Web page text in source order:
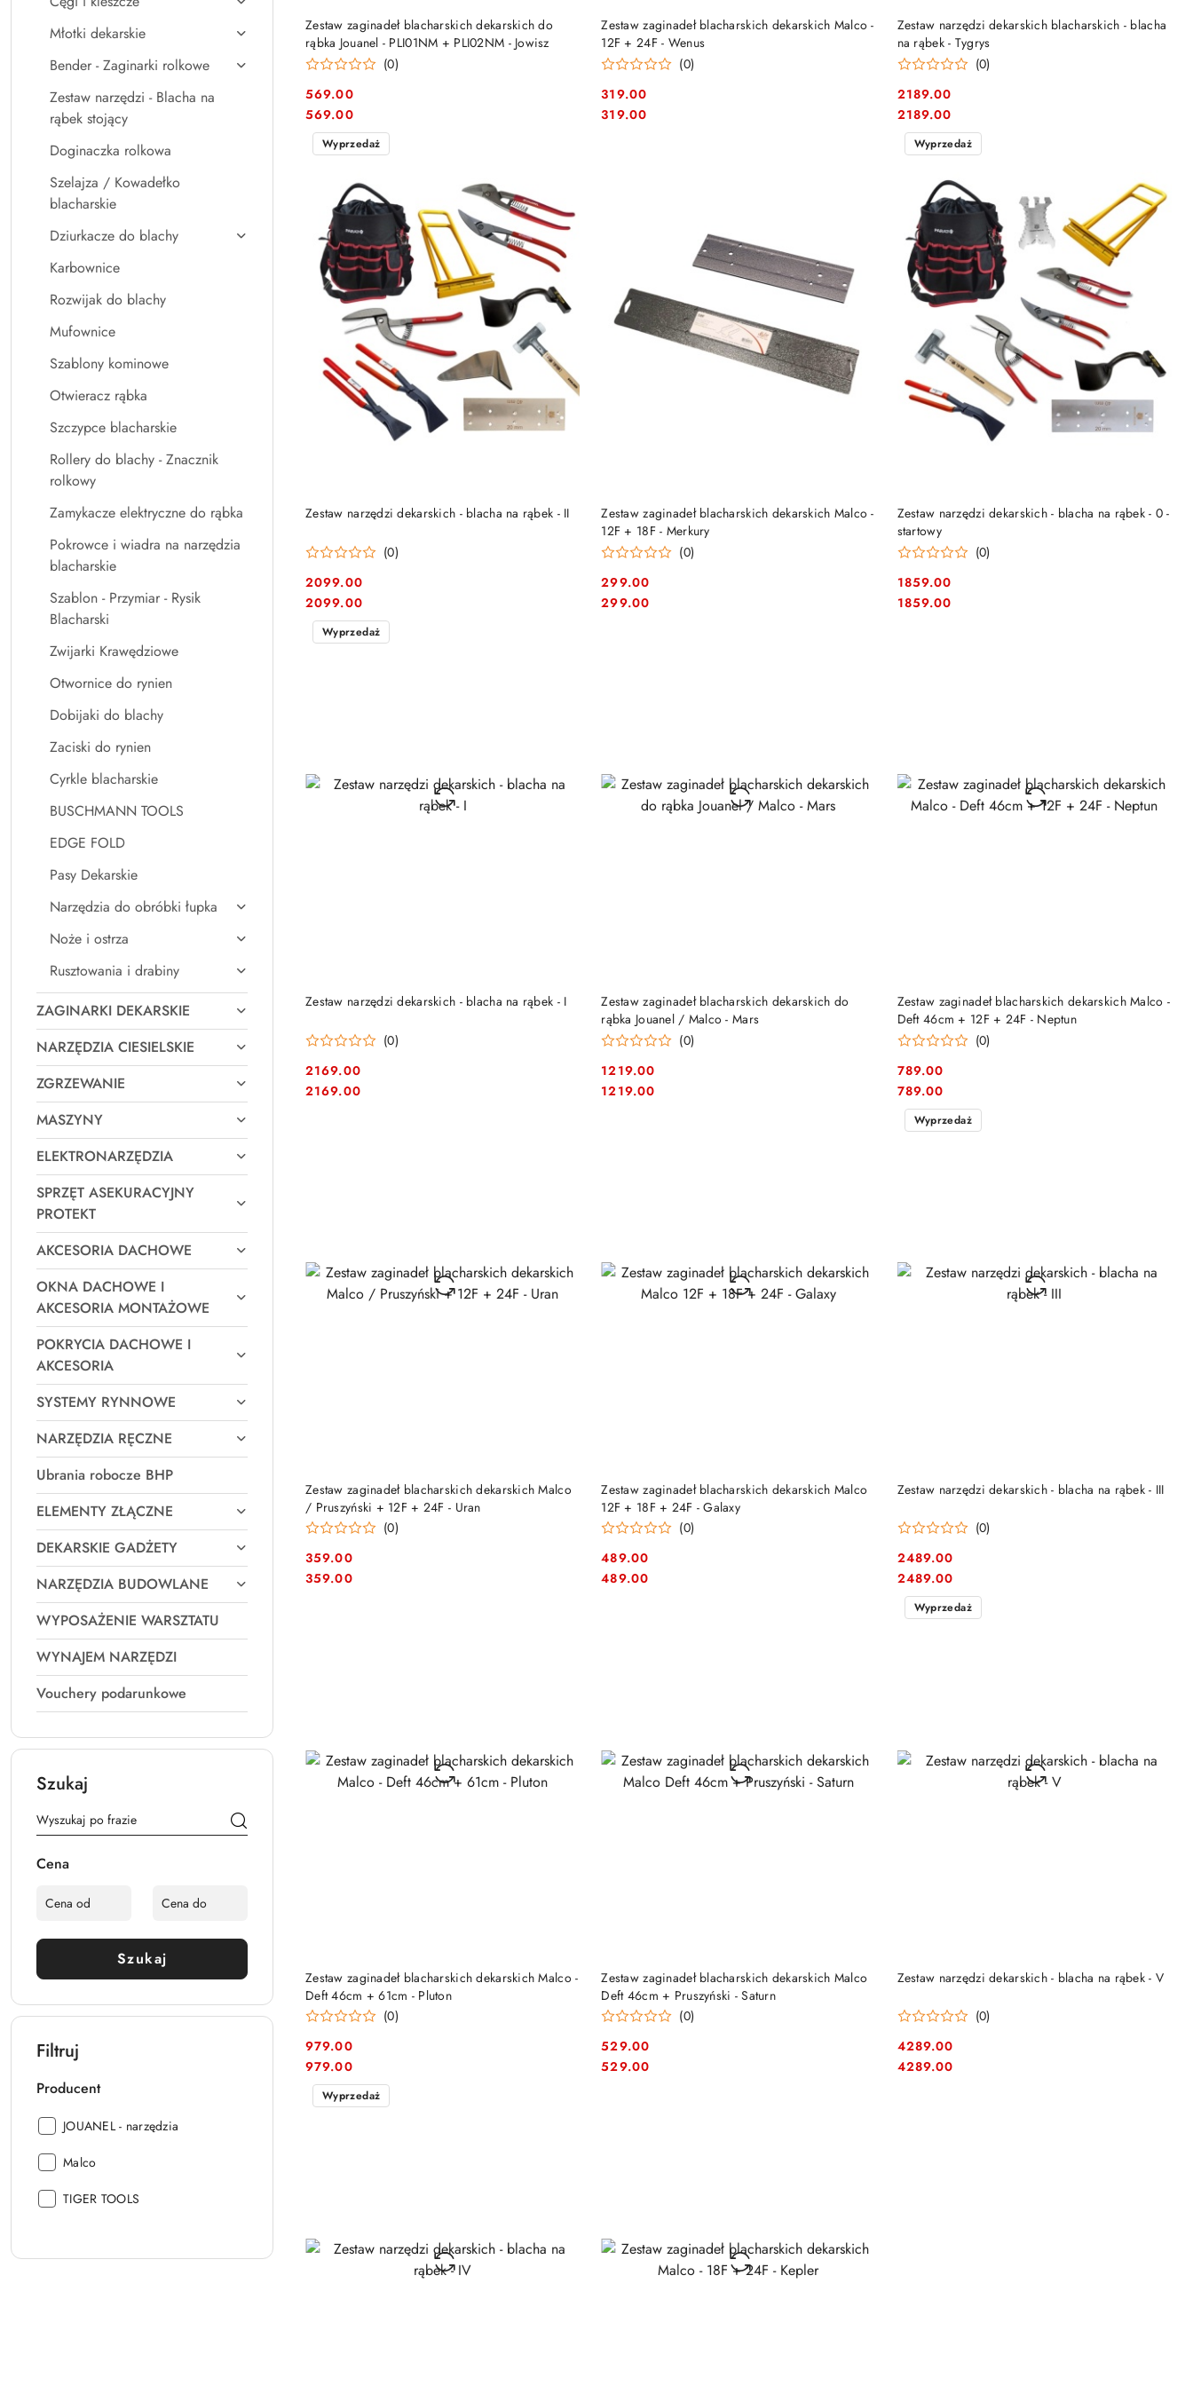
Młotki dekarskie
Bender - Zaginarki rolkowe
Zestaw narzędzi - Blacha na
rąbek stojący
Doginaczka rolkowa
Szelajza / Kowadełko
blacharskie
Dziurkacze do blachy
Karbownice
Rozwijak do blachy
Mufownice
Szablony kominowe
Otwieracz rąbka
Szczypce blacharskie
Rollery do blachy - Znacznik
rolkowy
Zamykacze elektryczne do rąbka
Pokrowce i wiadra na narzędzia
blacharskie
Szablon - Przymiar - Rysik
Blacharski
Zwijarki Krawędziowe
Otwornice do rynien
Dobijaki do blachy
Zaciski do rynien
Cyrkle blacharskie
BUSCHMANN TOOLS
EDGE FOLD
Pasy Dekarskie
Narzędzia do obróbki łupka
Noże i ostrza
Rusztowania i drabiny
ZAGINARKI DEKARSKIE
NARZĘDZIA CIESIELSKIE
ZGRZEWANIE
MASZYNY
ELEKTRONARZĘDZIA
SPRZĘT ASEKURACYJNY
PROTEKT
AKCESORIA DACHOWE
OKNA DACHOWE I
AKCESORIA MONTAŻOWE
POKRYCIA DACHOWE I
AKCESORIA
SYSTEMY RYNNOWE
NARZĘDZIA RĘCZNE
Ubrania robocze BHP
ELEMENTY ZŁĄCZNE
DEKARSKIE GADŻETY
NARZĘDZIA BUDOWLANE
WYPOSAŻENIE WARSZTATU
WYNAJEM NARZĘDZI
Vouchery podarunkowe
Szukaj
Cena
Szukaj
Filtruj
Producent
Producent:
JOUANEL - narzędzia
Producent:
Malco
Producent:
TIGER TOOLS
Zestaw zaginadeł blacharskich dekarskich do
rąbka Jouanel - PLI01NM + PLI02NM - Jowisz
(0)
Cena:
569.00
Cena:
569.00
DO KOSZYKA
Zestaw zaginadeł blacharskich dekarskich Malco -
12F + 24F - Wenus
(0)
Cena:
319.00
Cena:
319.00
DO KOSZYKA
Zestaw narzędzi dekarskich blacharskich - blacha
na rąbek - Tygrys
(0)
Cena:
2189.00
Cena:
2189.00
DO KOSZYKA
Zestaw narzędzi dekarskich - blacha na rąbek - II
(0)
Cena:
2099.00
Cena:
2099.00
Wyprzedaż
DO KOSZYKA
Zestaw zaginadeł blacharskich dekarskich Malco -
12F + 18F - Merkury
(0)
Cena:
299.00
Cena:
299.00
DO KOSZYKA
Zestaw narzędzi dekarskich - blacha na rąbek - 0 -
startowy
(0)
Cena:
1859.00
Cena:
1859.00
Wyprzedaż
DO KOSZYKA
Zestaw narzędzi dekarskich - blacha na rąbek - I
(0)
Cena:
2169.00
Cena:
2169.00
Wyprzedaż
DO KOSZYKA
Zestaw zaginadeł blacharskich dekarskich do
rąbka Jouanel / Malco - Mars
(0)
Cena:
1219.00
Cena:
1219.00
DO KOSZYKA
Zestaw zaginadeł blacharskich dekarskich Malco -
Deft 46cm + 12F + 24F - Neptun
(0)
Cena:
789.00
Cena:
789.00
DO KOSZYKA
Zestaw zaginadeł blacharskich dekarskich Malco
/ Pruszyński + 12F + 24F - Uran
(0)
Cena:
359.00
Cena:
359.00
DO KOSZYKA
Zestaw zaginadeł blacharskich dekarskich Malco
12F + 18F + 24F - Galaxy
(0)
Cena:
489.00
Cena:
489.00
DO KOSZYKA Zestaw narzędzi dekarskich - blacha na rąbek - III
(0)
Cena:
2489.00
Cena:
2489.00
Wyprzedaż
DO KOSZYKA
Zestaw zaginadeł blacharskich dekarskich Malco -
Deft 46cm + 61cm - Pluton
(0)
Cena:
979.00
Cena:
979.00
DO KOSZYKA
Zestaw zaginadeł blacharskich dekarskich Malco
Deft 46cm + Pruszyński - Saturn
(0)
Cena:
529.00
Cena:
529.00
DO KOSZYKA Zestaw narzędzi dekarskich - blacha na rąbek - V
(0)
Cena:
4289.00
Cena:
4289.00
Wyprzedaż
DO KOSZYKA
Wyprzedaż